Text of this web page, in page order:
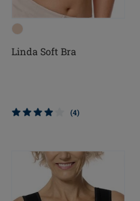
Linda Soft Bra
(4)